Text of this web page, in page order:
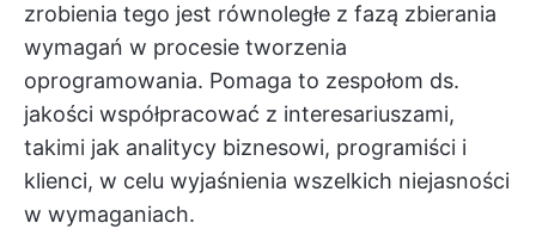
zrobienia tego jest równoległe z fazą zbierania
wymagań w procesie tworzenia
oprogramowania. Pomaga to zespołom ds.
jakości współpracować z interesariuszami,
takimi jak analitycy biznesowi, programiści i
klienci, w celu wyjaśnienia wszelkich niejasności
w wymaganiach.